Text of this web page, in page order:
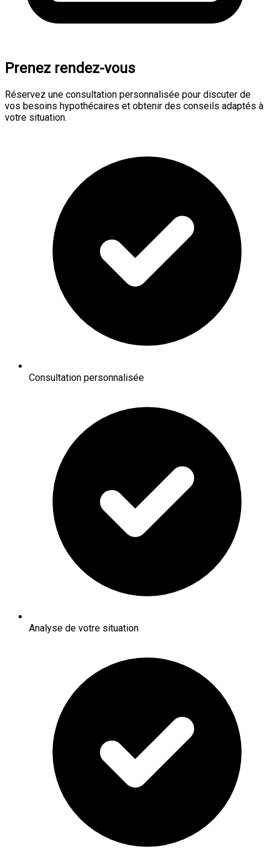
Prenez rendez-vous
Réservez une consultation personnalisée pour discuter de
vos besoins hypothécaires et obtenir des conseils adaptés à
votre situation.
Consultation personnalisée
Analyse de votre situation